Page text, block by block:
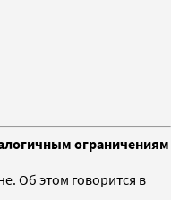
ограничениям
Об этом говорится в